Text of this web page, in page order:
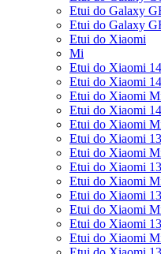
Etui do Galaxy
Etui do Galaxy
Etui do Xiaomi
Mi
Etui do Xiaomi
Etui do Xiaomi
Etui do Xiaomi
Etui do Xiaomi 14
Etui do Xiaomi
Etui do Xiaomi
Etui do Xiaomi
Etui do Xiaomi
Etui do Xiaomi
Etui do Xiaomi
Etui do Xiaomi
Etui do Xiaomi
Etui do Xiaomi